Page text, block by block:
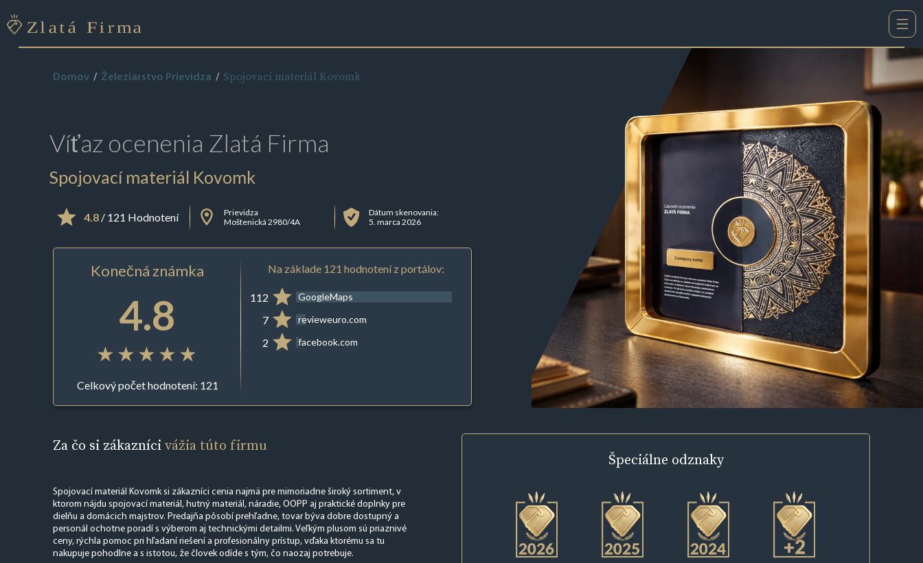
Domov Železiarstvo Prievidza Spojovací materiál Kovomk
Víťaz ocenenia Zlatá Firma
Spojovací materiál Kovomk
4.8/ 121 Hodnotení
Prievidza
Moštenická 2980/4A
Dátum skenovania:
5. marca 2026
Konečná známka
4.8
Celkový počet hodnotení: 121
Na základe 121 hodnotení z portálov:
112 GoogleMaps
7 revieweuro.com
2 facebook.com
Za čo si zákaznícivážia túto firmu
Spojovací materiál Kovomk si zákazníci cenia najmä pre mimoriadne široký sortiment, v
ktorom nájdu spojovací materiál, hutný materiál, náradie, OOPP aj praktické doplnky pre
dielňu a domácich majstrov. Predajňa pôsobí prehľadne, tovar býva dobre dostupný a
personál ochotne poradí s výberom aj technickými detailmi. Veľkým plusom sú priaznivé
ceny, rýchla pomoc pri hľadaní riešení a profesionálny prístup, vďaka ktorému sa tu
nakupuje pohodlne a s istotou, že človek odíde s tým, čo naozaj potrebuje.
Špeciálne odznaky
+2